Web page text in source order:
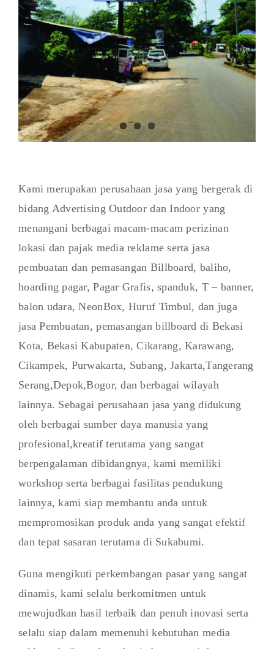
Kami merupakan perusahaan jasa yang bergerak di
bidang Advertising Outdoor dan Indoor yang
menangani berbagai macam-macam perizinan
lokasi dan pajak media reklame serta jasa
pembuatan dan pemasangan Billboard, baliho,
hoarding pagar, Pagar Grafis, spanduk, T – banner,
balon udara, NeonBox, Huruf Timbul, dan juga
jasa Pembuatan, pemasangan billboard di Bekasi
Kota, Bekasi Kabupaten, Cikarang, Karawang,
Cikampek, Purwakarta, Subang, Jakarta,Tangerang
Serang,Depok,Bogor, dan berbagai wilayah
lainnya. Sebagai perusahaan jasa yang didukung
oleh berbagai sumber daya manusia yang
profesional,kreatif terutama yang sangat
berpengalaman dibidangnya, kami memiliki
workshop serta berbagai fasilitas pendukung
lainnya, kami siap membantu anda untuk
mempromosikan produk anda yang sangat efektif
dan tepat sasaran terutama di Sukabumi.
Guna mengikuti perkembangan pasar yang sangat
dinamis, kami selalu berkomitmen untuk
mewujudkan hasil terbaik dan penuh inovasi serta
selalu siap dalam memenuhi kebutuhan media